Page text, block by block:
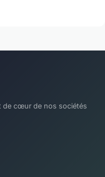
de cœur de nos sociétés